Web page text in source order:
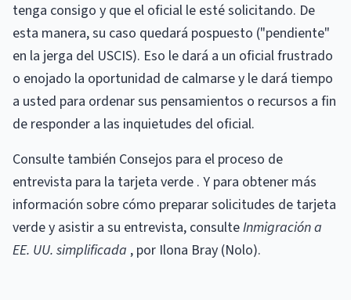
tenga consigo y que el oficial le esté solicitando. De
esta manera, su caso quedará pospuesto ("pendiente"
en la jerga del USCIS). Eso le dará a un oficial frustrado
o enojado la oportunidad de calmarse y le dará tiempo
a usted para ordenar sus pensamientos o recursos a fin
de responder a las inquietudes del oficial.
Consulte también Consejos para el proceso de
entrevista para la tarjeta verde . Y para obtener más
información sobre cómo preparar solicitudes de tarjeta
verde y asistir a su entrevista, consulteInmigración a
EE. UU. simplificada , por Ilona Bray (Nolo).